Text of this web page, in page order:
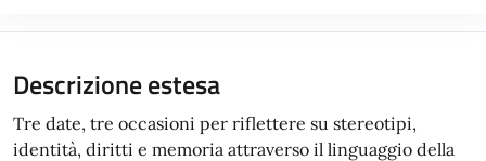
Descrizione estesa
Tre date, tre occasioni per riflettere su stereotipi,
identità, diritti e memoria attraverso il linguaggio della